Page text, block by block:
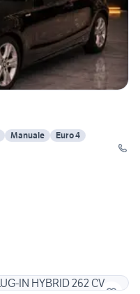
Manuale
Euro 4